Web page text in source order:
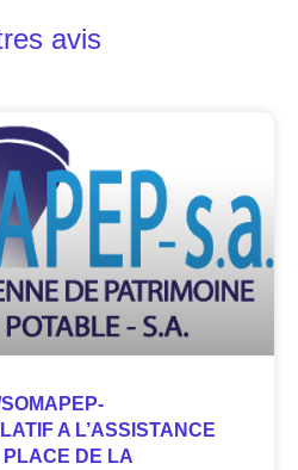
avis
A L’ASSISTANCE
PLACE DE LA